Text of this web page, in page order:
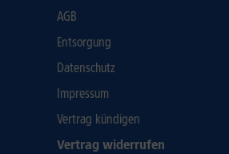
AGB
Entsorgung
Datenschutz
Impressum
Vertrag kündigen
Vertrag widerrufen